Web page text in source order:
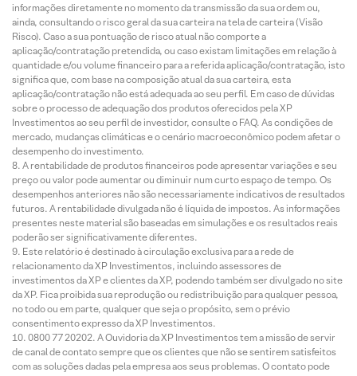
informações diretamente no momento da transmissão da sua ordem ou,
ainda, consultando o risco geral da sua carteira na tela de carteira (Visão
Risco). Caso a sua pontuação de risco atual não comporte a
aplicação/contratação pretendida, ou caso existam limitações em relação à
quantidade e/ou volume financeiro para a referida aplicação/contratação, isto
significa que, com base na composição atual da sua carteira, esta
aplicação/contratação não está adequada ao seu perfil. Em caso de dúvidas
sobre o processo de adequação dos produtos oferecidos pela XP
Investimentos ao seu perfil de investidor, consulte o FAQ. As condições de
mercado, mudanças climáticas e o cenário macroeconômico podem afetar o
desempenho do investimento.
A rentabilidade de produtos financeiros pode apresentar variações e seu
preço ou valor pode aumentar ou diminuir num curto espaço de tempo. Os
desempenhos anteriores não são necessariamente indicativos de resultados
futuros. A rentabilidade divulgada não é líquida de impostos. As informações
presentes neste material são baseadas em simulações e os resultados reais
poderão ser significativamente diferentes.
Este relatório é destinado à circulação exclusiva para a rede de
relacionamento da XP Investimentos, incluindo assessores de
investimentos da XP e clientes da XP, podendo também ser divulgado no site
da XP. Fica proibida sua reprodução ou redistribuição para qualquer pessoa,
no todo ou em parte, qualquer que seja o propósito, sem o prévio
consentimento expresso da XP Investimentos.
0800 77 20202. A Ouvidoria da XP Investimentos tem a missão de servir
de canal de contato sempre que os clientes que não se sentirem satisfeitos
com as soluções dadas pela empresa aos seus problemas. O contato pode